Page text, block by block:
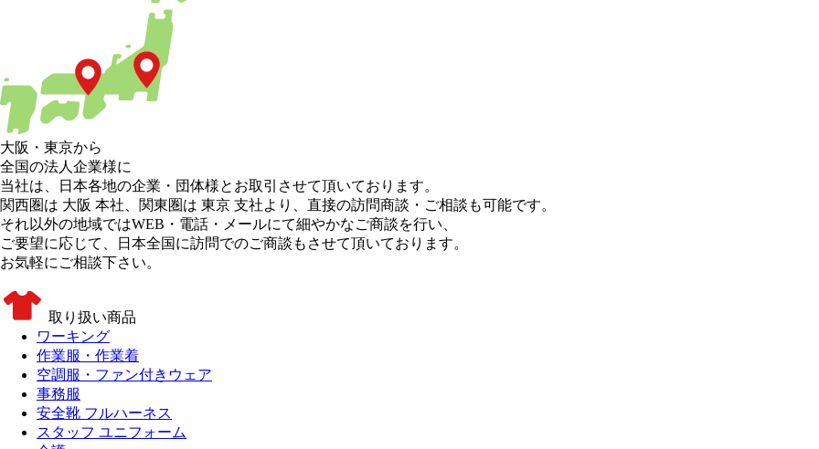
大阪 ・ 東京から
全国の法人企業様に
当社は、日本各地の企業・団体様とお取引させて頂いております。
関西圏は 大阪 本社
関東圏は 東京 支社より、直接の訪問商談・ご相談も可能です。
それ以外の地域ではWEB・電話・メールにて細やかなご商談を行い、
ご要望に応じて、日本全国に訪問でのご商談もさせて頂いております。
お気軽にご相談下さい。
取り扱い商品
ワーキング
作業服・作業着
空調服・ファン付きウェア
事務服
安全靴 フルハーネス
スタッフ ユニフォーム